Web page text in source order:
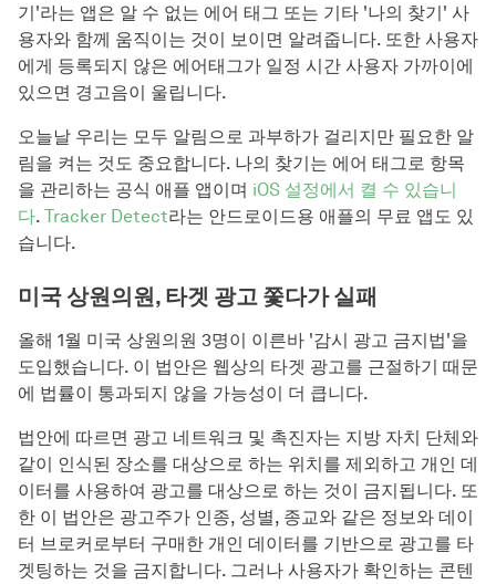
기'라는 앱은 알 수 없는 에어 태그 또는 기타 '나의 찾기' 사
용자와 함께 움직이는 것이 보이면 알려줍니다. 또한 사용자
에게 등록되지 않은 에어태그가 일정 시간 사용자 가까이에
있으면 경고음이 울립니다.
오늘날 우리는 모두 알림으로 과부하가 걸리지만 필요한 알
림을 켜는 것도 중요합니다. 나의 찾기는 에어 태그로 항목
을 관리하는 공식 애플 앱이며 iOS 설정에서 켤 수 있습니
다. Tracker Detect라는 안드로이드용 애플의 무료 앱도 있
습니다.
미국 상원의원, 타겟 광고 쫓다가 실패
올해 1월 미국 상원의원 3명이 이른바 '감시 광고 금지법'을
도입했습니다. 이 법안은 웹상의 타겟 광고를 근절하기 때문
에 법률이 통과되지 않을 가능성이 더 큽니다.
법안에 따르면 광고 네트워크 및 촉진자는 지방 자치 단체와
같이 인식된 장소를 대상으로 하는 위치를 제외하고 개인 데
이터를 사용하여 광고를 대상으로 하는 것이 금지됩니다. 또
한 이 법안은 광고주가 인종, 성별, 종교와 같은 정보와 데이
터 브로커로부터 구매한 개인 데이터를 기반으로 광고를 타
겟팅하는 것을 금지합니다. 그러나 사용자가 확인하는 콘텐